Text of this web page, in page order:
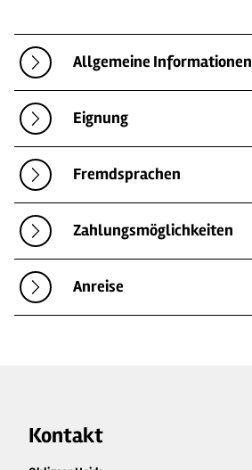
Allgemeine Informationen
Eignung
Fremdsprachen
Zahlungsmöglichkeiten
Anreise
Kontakt